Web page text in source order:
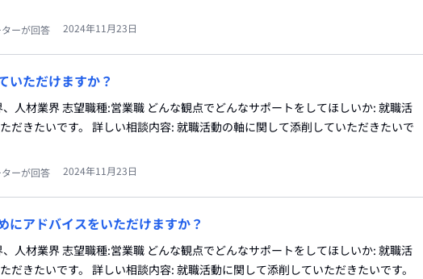
ーが回答 2024年11月23日
いただけますか？
人材業界 志望職種:営業職 どんな観点でどんなサポートをしてほしいか: 就職活
だきたいです。 詳しい相談内容: 就職活動の軸に関して添削していただきたいで
ーが回答 2024年11月23日
にアドバイスをいただけますか？
人材業界 志望職種:営業職 どんな観点でどんなサポートをしてほしいか: 就職活
だきたいです。 詳しい相談内容: 就職活動に関して添削していただきたいです。